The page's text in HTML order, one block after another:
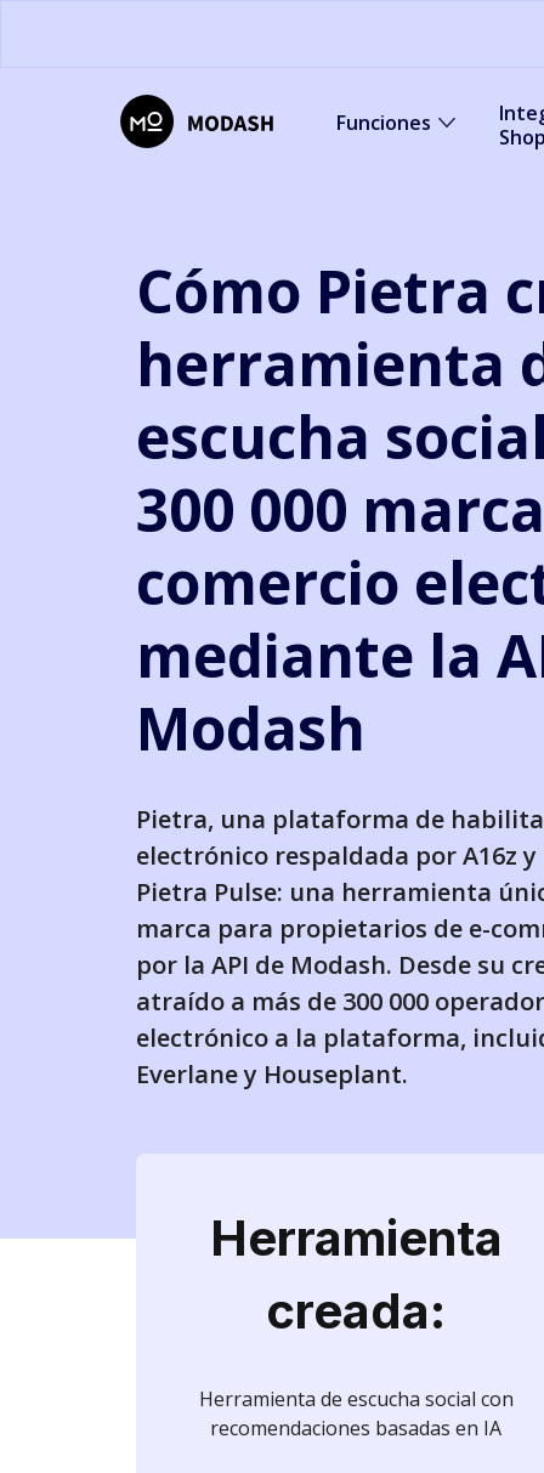
Funciones
Cómo Pietra
herramienta
escucha
300 000
comercio
mediante la
Modash
Pietra, una plataforma de
electrónico respaldada por A16z
Pietra Pulse: una herramienta
marca para propietarios de e-
por la API de Modash. Desde su
atraído a más de 300 000
electrónico a la plataforma,
Everlane y Houseplant.
Herramienta
creada:
Herramienta de escucha social con
recomendaciones basadas en IA